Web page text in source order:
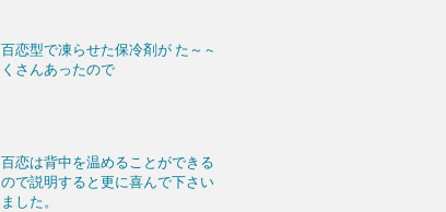
百恋型で凍らせた保冷剤が た～～
くさんあったので
百恋は背中を温めることができる
ので説明すると更に喜んで下さい
ました。